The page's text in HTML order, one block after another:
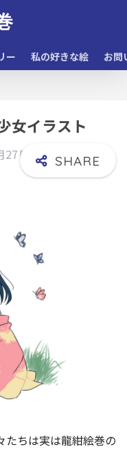
ー 私の好きな絵 お問
女イラスト
日
たちは実は龍紺絵巻の